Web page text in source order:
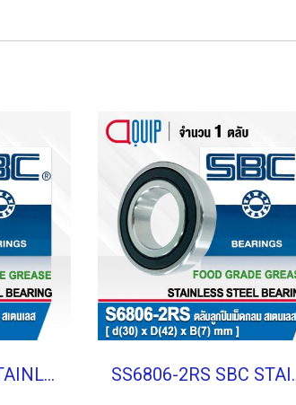
SS6906ZZ SBC STAINLESS BALL BEARING Stainless Type SS6806-2RS